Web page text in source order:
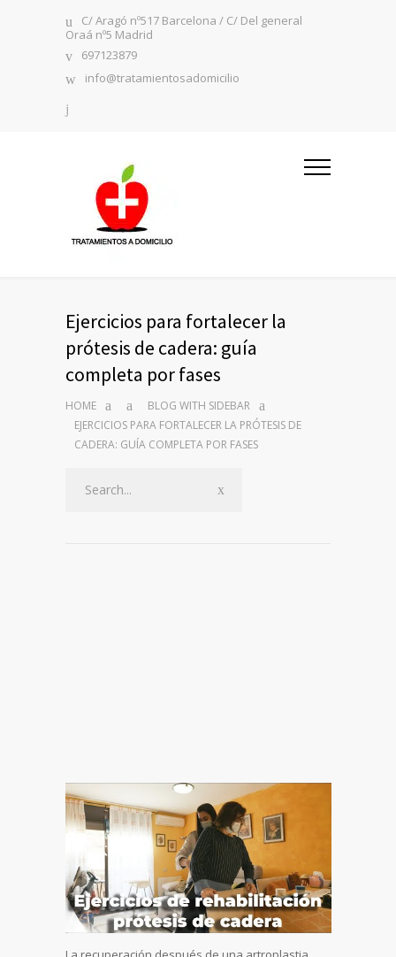
C/ Aragó nº517 Barcelona / C/ Del general
Oraá nº5 Madrid
697123879
info@tratamientosadomicilio
Ejercicios para fortalecer la
prótesis de cadera: guía
completa por fases
HOME
BLOG WITH SIDEBAR
EJERCICIOS PARA FORTALECER LA PRÓTESIS DE
CADERA: GUÍA COMPLETA POR FASES